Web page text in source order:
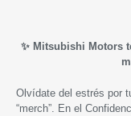
✨ Mitsubishi Motors
Olvídate del estrés por
“merch”. En el